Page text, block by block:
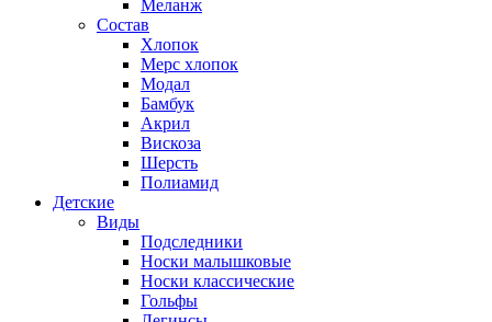
Меланж
Состав
Хлопок
Мерс хлопок
Модал
Бамбук
Акрил
Вискоза
Шерсть
Полиамид
Детские
Виды
Подследники
Носки малышковые
Носки классические
Гольфы